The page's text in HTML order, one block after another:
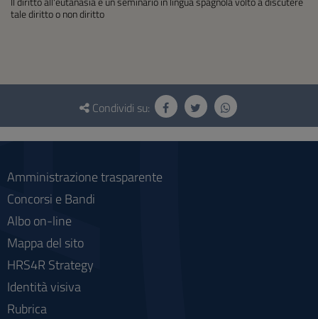
tale diritto o non diritto
Questionario
social
Condividi su:
Amministrazione trasparente
Concorsi e Bandi
Albo on-line
Mappa del sito
HRS4R Strategy
Identità visiva
Rubrica